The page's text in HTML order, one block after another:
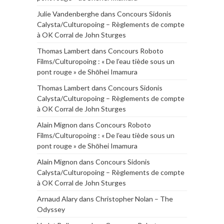
Julie Vandenberghedans Concours Sidonis
Calysta/Culturopoing – Règlements de compte
à OK Corral de John Sturges
Thomas Lambert dans Concours Roboto
Films/Culturopoing : « De l’eau tiède sous un
pont rouge » de Shōhei Imamura
Thomas Lambert dans Concours Sidonis
Calysta/Culturopoing – Règlements de compte
à OK Corral de John Sturges
Alain Mignon dans Concours Roboto
Films/Culturopoing : « De l’eau tiède sous un
pont rouge » de Shōhei Imamura
Alain Mignon dans Concours Sidonis
Calysta/Culturopoing – Règlements de compte
à OK Corral de John Sturges
Arnaud Alarydans Christopher Nolan – The
Odyssey